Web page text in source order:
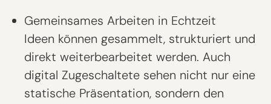
Gemeinsames Arbeiten in Echtzeit
Ideen können gesammelt, strukturiert und
direkt weiterbearbeitet werden. Auch
digital Zugeschaltete sehen nicht nur eine
statische Präsentation, sondern den